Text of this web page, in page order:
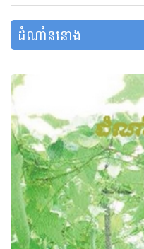
ដំណាំននោង